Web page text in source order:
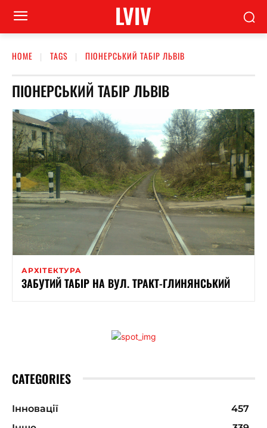
LVIV
HOME TAGS ПІОНЕРСЬКИЙ ТАБІР ЛЬВІВ
ПІОНЕРСЬКИЙ ТАБІР ЛЬВІВ
АРХІТЕКТУРА
ЗАБУТИЙ ТАБІР НА ВУЛ. ТРАКТ-ГЛИНЯНСЬКИЙ
CATEGORIES
Інновації
457